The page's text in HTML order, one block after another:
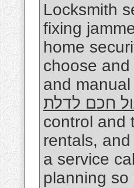
Locksmith
fixing
home
choose
and
חכם לדלת
control and
rentals,
a service
planning so